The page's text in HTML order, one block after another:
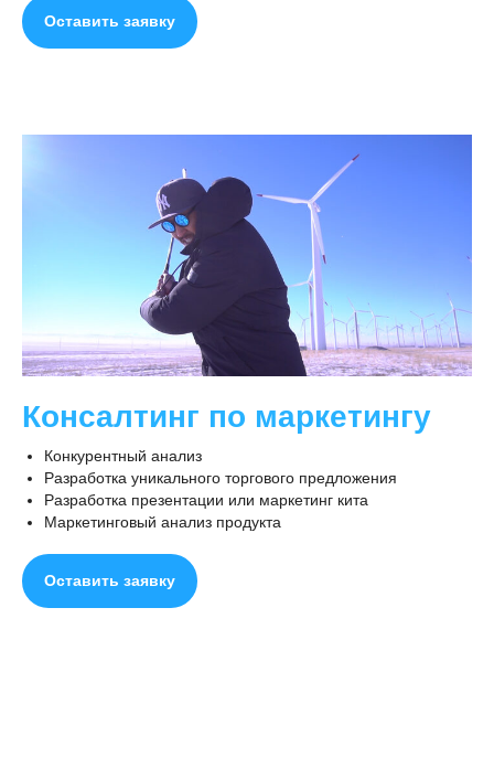
Оставить заявку
Консалтинг по маркетингу
Конкурентный анализ
Разработка уникального торгового предложения
Разработка презентации или маркетинг кита
Маркетинговый анализ продукта
Оставить заявку